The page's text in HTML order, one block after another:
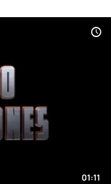
01:11